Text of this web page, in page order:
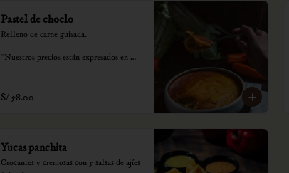
Pastel de choclo
Relleno de carne guisada.
*Nuestros precios están expresados en
S/ 58.00
Yucas panchita
Crocantes y cremosas con 5 salsas de ajíes